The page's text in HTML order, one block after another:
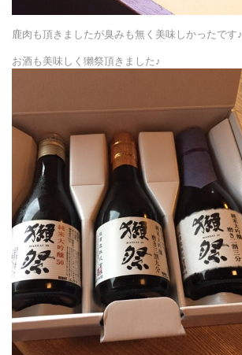
鹿肉も頂きましたが臭みも無く美味しかったです♪
お酒も美味しく獺祭頂きました♪